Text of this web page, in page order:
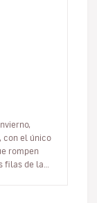
con el único
rompen
de las